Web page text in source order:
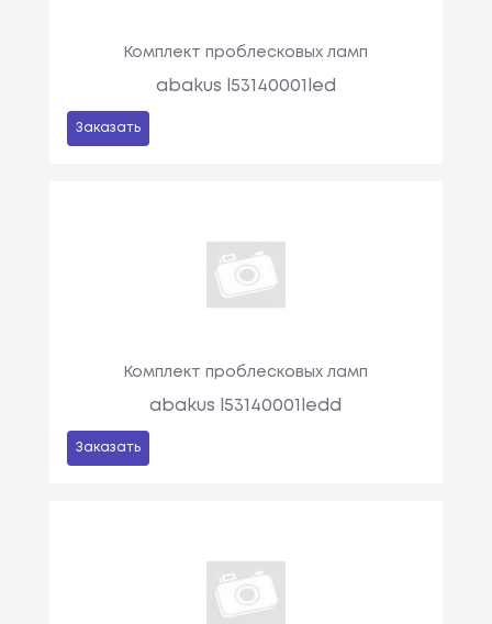
Комплект проблесковых ламп
abakus l53140001led
Заказать
Комплект проблесковых ламп
abakus l53140001ledd
Заказать